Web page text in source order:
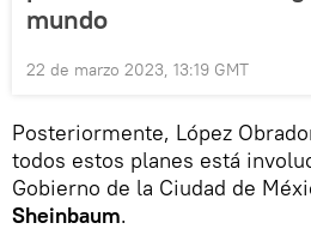
mundo
22 de marzo 2023, 13:19 GMT
Posteriormente, López
todos estos planes está
Gobierno de la Ciudad de
Sheinbaum.